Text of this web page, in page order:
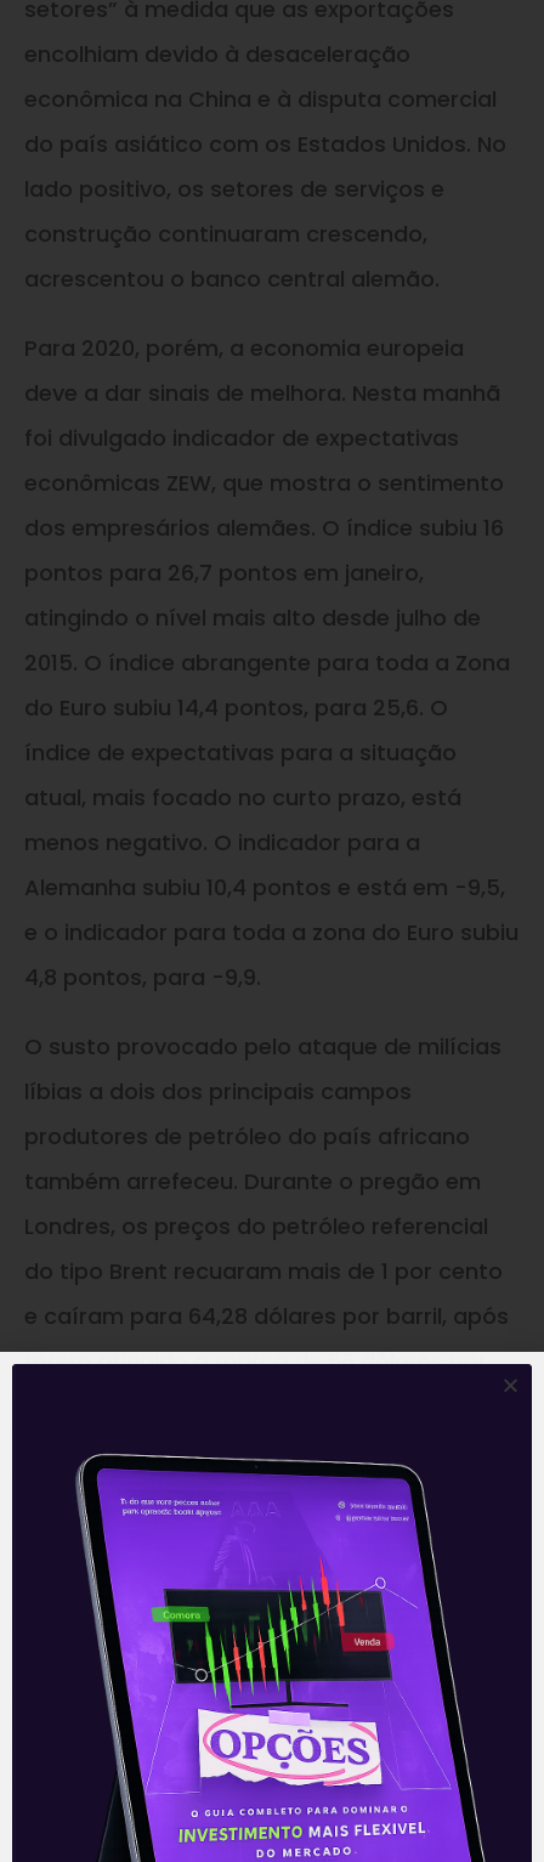
setores” à medida que as exportações
encolhiam devido à desaceleração
econômica na China e à disputa comercial
do país asiático com os Estados Unidos. No
lado positivo, os setores de serviços e
construção continuaram crescendo,
acrescentou o banco central alemão.
Para 2020, porém, a economia europeia
deve a dar sinais de melhora. Nesta manhã
foi divulgado indicador de expectativas
econômicas ZEW, que mostra o sentimento
dos empresários alemães. O índice subiu 16
pontos para 26,7 pontos em janeiro,
atingindo o nível mais alto desde julho de
2015. O índice abrangente para toda a Zona
do Euro subiu 14,4 pontos, para 25,6. O
índice de expectativas para a situação
atual, mais focado no curto prazo, está
menos negativo. O indicador para a
Alemanha subiu 10,4 pontos e está em -9,5,
e o indicador para toda a zona do Euro subiu
4,8 pontos, para -9,9.
O susto provocado pelo ataque de milícias
líbias a dois dos principais campos
produtores de petróleo do país africano
também arrefeceu. Durante o pregão em
Londres, os preços do petróleo referencial
do tipo Brent recuaram mais de 1 por cento
e caíram para 64,28 dólares por barril, após
terem atingido a marca de 66 dólares por
Autoridades do setor de petróleo do Japão
e da Europa afirmaram que os estoques são
suficientes para compensar eventuais
interrupções no fornecimento da Líbia, que
produz 1,2 milhão de barris de óleo
equivalente por dia.
O noticiário nacional e internacional mostra
um arrefecimento das tensões à medida
que o ano avança. No geral, o sentimento do